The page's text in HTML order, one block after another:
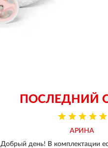
ПОСЛЕДНИЙ
АРИНА
Добрый день! В комплектации